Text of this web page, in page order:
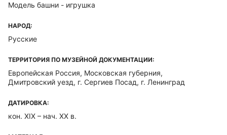
Модель башни - игрушка
НАРОД:
Русские
ТЕРРИТОРИЯ ПО МУЗЕЙНОЙ ДОКУМЕНТАЦИИ:
Европейская Россия, Московская губерния,
Дмитровский уезд, г. Сергиев Посад, г. Ленинград
ДАТИРОВКА:
кон. XIX – нач. XX в.